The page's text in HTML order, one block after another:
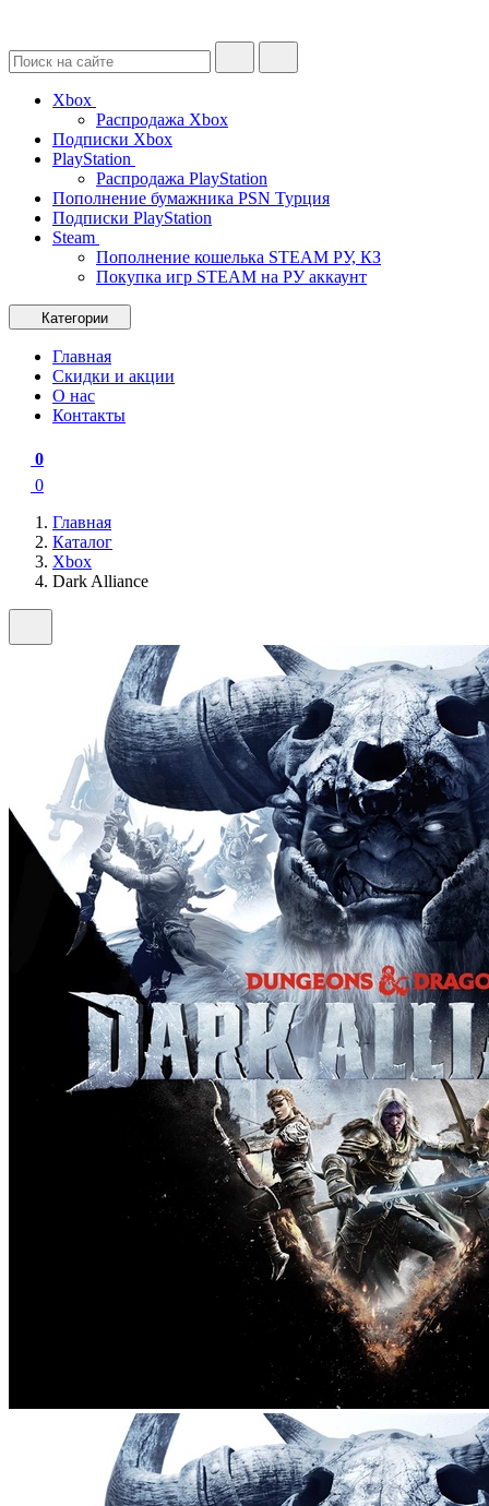
Xbox
Распродажа Xbox
Подписки Xbox
PlayStation
Распродажа PlayStation
Пополнение бумажника PSN Турция
Подписки PlayStation
Steam
Пополнение кошелька STEAM РУ, КЗ
Покупка игр STEAM на РУ аккаунт
Категории
Главная
Скидки и акции
О нас
Контакты
0
0
Главная
Каталог
Xbox
Dark Alliance